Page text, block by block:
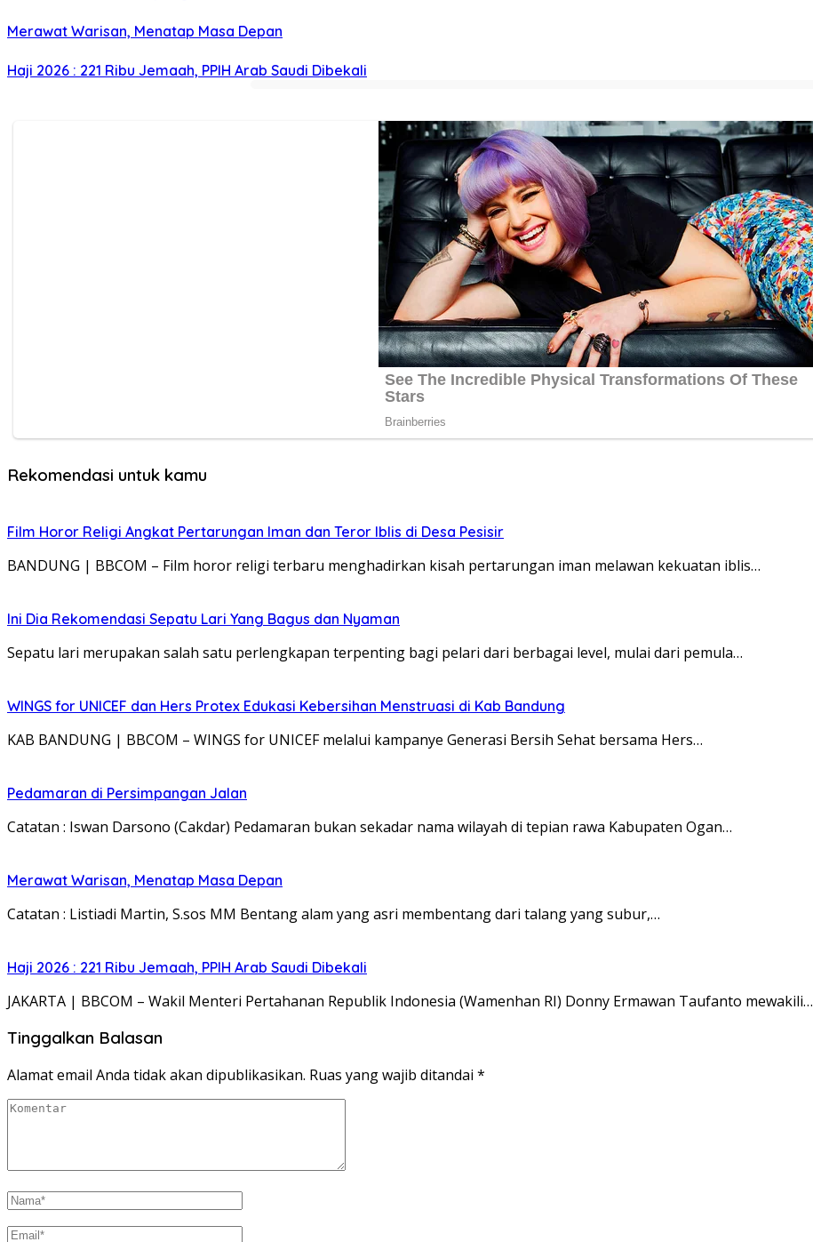
Merawat Warisan, Menatap Masa Depan
Haji 2026 : 221 Ribu Jemaah, PPIH Arab Saudi Dibekali
Rekomendasi untuk kamu
Film Horor Religi Angkat Pertarungan Iman dan Teror Iblis di Desa Pesisir
BANDUNG | BBCOM – Film horor religi terbaru menghadirkan kisah pertarungan iman melawan kekuatan iblis…
Ini Dia Rekomendasi Sepatu Lari Yang Bagus dan Nyaman
Sepatu lari merupakan salah satu perlengkapan terpenting bagi pelari dari berbagai level, mulai dari pemula…
WINGS for UNICEF dan Hers Protex Edukasi Kebersihan Menstruasi di Kab Bandung
KAB BANDUNG | BBCOM – WINGS for UNICEF melalui kampanye Generasi Bersih Sehat bersama Hers…
Pedamaran di Persimpangan Jalan
Catatan : Iswan Darsono (Cakdar) Pedamaran bukan sekadar nama wilayah di tepian rawa Kabupaten Ogan…
Merawat Warisan, Menatap Masa Depan
Catatan : Listiadi Martin, S.sos MM Bentang alam yang asri membentang dari talang yang subur,…
Haji 2026 : 221 Ribu Jemaah, PPIH Arab Saudi Dibekali
JAKARTA | BBCOM – Wakil Menteri Pertahanan Republik Indonesia (Wamenhan RI) Donny Ermawan Taufanto mewakili…
Tinggalkan Balasan
Alamat email Anda tidak akan dipublikasikan. Ruas yang wajib ditandai *